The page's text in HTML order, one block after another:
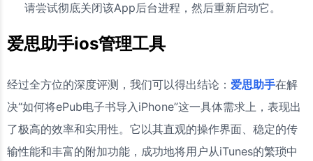
请尝试彻底关闭该App后台进程，然后重新启动它。
爱思助手ios管理工具
经过全方位的深度评测，我们可以得出结论： 爱思助手在解
决“如何将ePub电子书导入iPhone”这一具体需求上，表现出
了极高的效率和实用性。它以其直观的操作界面、稳定的传
输性能和丰富的附加功能，成功地将用户从iTunes的繁琐中